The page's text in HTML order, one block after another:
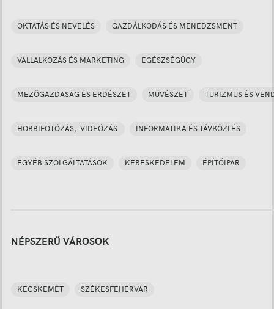
OKTATÁS ÉS NEVELÉS GAZDÁLKODÁS ÉS MENEDZSMENT
VÁLLALKOZÁS ÉS MARKETING EGÉSZSÉGÜGY
MEZŐGAZDASÁG ÉS ERDÉSZET MŰVÉSZET TURIZMUS ÉS
HOBBIFOTÓZÁS, -VIDEÓZÁS INFORMATIKA ÉS TÁVKÖZLÉS
EGYÉB SZOLGÁLTATÁSOK KERESKEDELEM ÉPÍTŐIPAR
NÉPSZERŰ VÁROSOK
KECSKEMÉT SZÉKESFEHÉRVÁR